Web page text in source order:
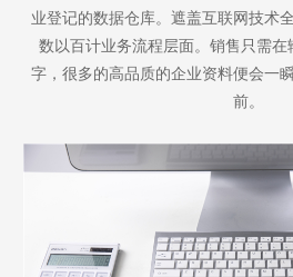
业登记的数据仓库。遮盖互联网技术
数以百计业务流程层面。销售只需
字，很多的高品质的企业资料便会一
前。